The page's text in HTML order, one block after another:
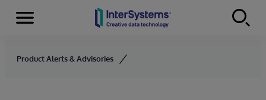
Skip to content
Menu
Product Alerts & Advisories